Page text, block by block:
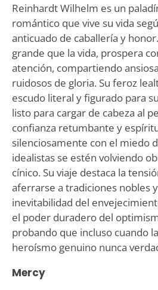
Reinhardt Wilhelm es un
romántico que vive su vida
anticuado de caballería y
grande que la vida, prospera
atención, compartiendo
ruidosos de gloria. Su feroz
escudo literal y figurado para
listo para cargar de cabeza al
confianza retumbante y
silenciosamente con el miedo
idealistas se estén volviendo
cínico. Su viaje destaca la
aferrarse a tradiciones nobles
inevitabilidad del
el poder duradero del
probando que incluso cuando
heroísmo genuino nunca
Mercy